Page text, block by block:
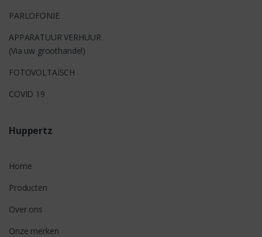
PARLOFONIE
APPARATUUR VERHUUR
(Via uw groothandel)
FOTOVOLTAÏSCH
COVID 19
Huppertz
Home
Producten
Over ons
Onze merken